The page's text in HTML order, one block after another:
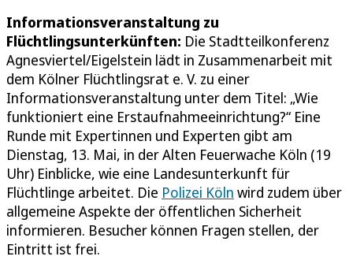
Informationsveranstaltung zu
Flüchtlingsunterkünften: Die Stadtteilkonferenz
Agnesviertel/Eigelstein lädt in Zusammenarbeit mit
dem Kölner Flüchtlingsrat e. V. zu einer
Informationsveranstaltung unter dem Titel: „Wie
funktioniert eine Erstaufnahmeeinrichtung?“ Eine
Runde mit Expertinnen und Experten gibt am
Dienstag, 13. Mai, in der Alten Feuerwache Köln (19
Uhr) Einblicke, wie eine Landesunterkunft für
Flüchtlinge arbeitet. Die Polizei Köln wird zudem über
allgemeine Aspekte der öffentlichen Sicherheit
informieren. Besucher können Fragen stellen, der
Eintritt ist frei.